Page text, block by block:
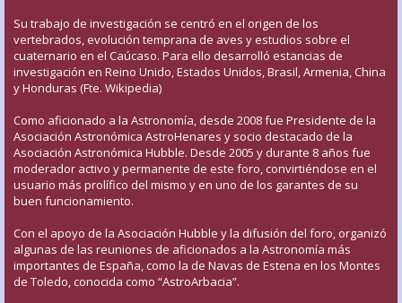
Su trabajo de investigación se centró en el origen de los
vertebrados, evolución temprana de aves y estudios sobre el
cuaternario en el Caúcaso. Para ello desarrolló estancias de
investigación en Reino Unido, Estados Unidos, Brasil, Armenia, China
y Honduras (Fte. Wikipedia)
Como aficionado a la Astronomía, desde 2008 fue Presidente de la
Asociación Astronómica AstroHenares y socio destacado de la
Asociación Astronómica Hubble. Desde 2005 y durante 8 años fue
moderador activo y permanente de este foro, convirtiéndose en el
usuario más prolífico del mismo y en uno de los garantes de su
buen funcionamiento.
Con el apoyo de la Asociación Hubble y la difusión del foro, organizó
algunas de las reuniones de aficionados a la Astronomía más
importantes de España, como la de Navas de Estena en los Montes
de Toledo, conocida como “AstroArbacia”.